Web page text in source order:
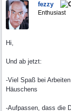
fezzy
Enthusiast
Hi,
Und ab jetzt:
-Viel Spaß bei
Häuschens
-Aufpassen, dass die